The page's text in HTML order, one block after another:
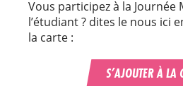
Vous participez à la Journée
l’étudiant ? dites le nous ici
la carte :
S’AJOUTER À LA